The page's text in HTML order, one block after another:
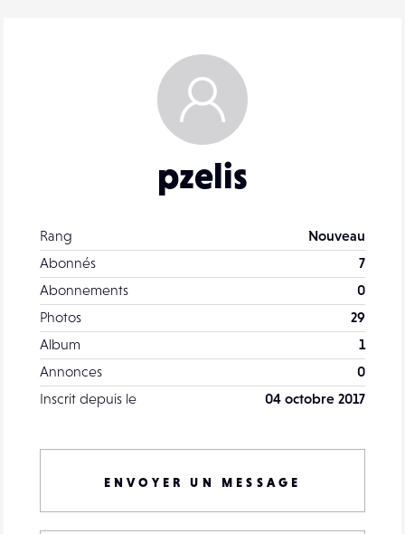
pzelis
Rang
Nouveau
Abonnés
7
Abonnements
0
Photos
29
Album
1
Annonces
0
Inscrit depuis le
04 octobre 2017
ENVOYER UN MESSAGE